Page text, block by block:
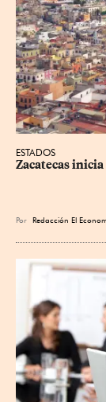
ESTADOS
Zacatecas
Por Redacción El